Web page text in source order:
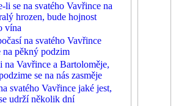
li se na svatého Vavřince na
hrozen, bude hojnost
vína
na svatého Vavřince
na pěkný podzim
na Vavřince a Bartoloměje,
se na nás zasměje
svatého Vavřince jaké jest,
udrží několik dní